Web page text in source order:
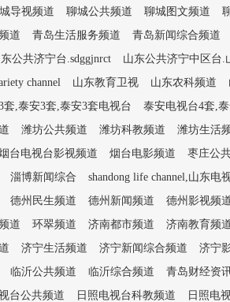
导视频道 聊城公共频道 聊城图文频道
道 青岛生活服务频道 青岛新闻综合频道
公共济宁台.sdggjnrct 山东公共济宁中区台.
channel
山东教育卫视 山东农科频道
套,泰安3套,泰安3套电视台 泰安电视台4套,
潍坊公共频道 潍坊科教频道 潍坊生活
台电视台影视频道 烟台电影频道 枣庄公
淄博新闻综合 shandong life channel,山东电
德州民生频道 德州新闻频道 德州影视频
道 环翠频道 济南都市频道 济南教育频
济宁生活频道 济宁新闻综合频道 济宁
临沂公共频道 临沂综合频道 青岛财经资
台公共频道 日照电视台科教频道 日照电